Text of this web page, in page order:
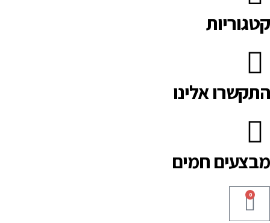
קטגוריות
התקשרו אלינו
מבצעים חמים
0